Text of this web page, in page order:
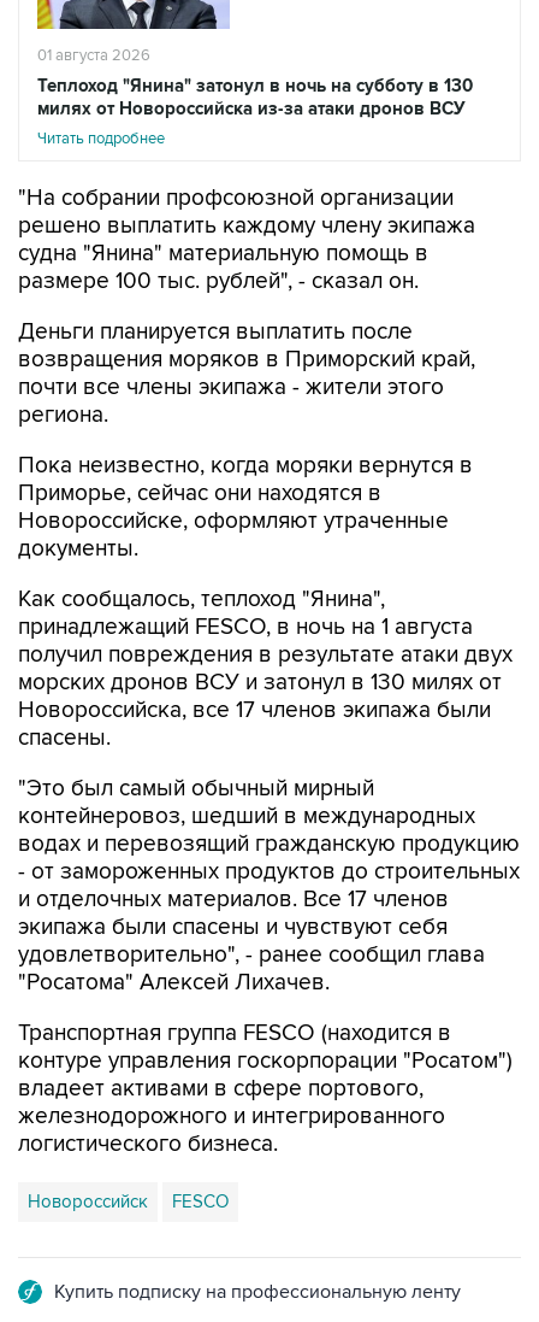
01 августа 2026
Теплоход "Янина" затонул в ночь на субботу в 130
милях от Новороссийска из-за атаки дронов ВСУ
Читать подробнее
"На собрании профсоюзной организации
решено выплатить каждому члену экипажа
судна "Янина" материальную помощь в
размере 100 тыс. рублей", - сказал он.
Деньги планируется выплатить после
возвращения моряков в Приморский край,
почти все члены экипажа - жители этого
региона.
Пока неизвестно, когда моряки вернутся в
Приморье, сейчас они находятся в
Новороссийске, оформляют утраченные
документы.
Как сообщалось, теплоход "Янина",
принадлежащий FESCO, в ночь на 1 августа
получил повреждения в результате атаки двух
морских дронов ВСУ и затонул в 130 милях от
Новороссийска, все 17 членов экипажа были
спасены.
"Это был самый обычный мирный
контейнеровоз, шедший в международных
водах и перевозящий гражданскую продукцию
- от замороженных продуктов до строительных
и отделочных материалов. Все 17 членов
экипажа были спасены и чувствуют себя
удовлетворительно", - ранее сообщил глава
"Росатома" Алексей Лихачев.
Транспортная группа FESCO (находится в
контуре управления госкорпорации "Росатом")
владеет активами в сфере портового,
железнодорожного и интегрированного
логистического бизнеса.
Новороссийск FESCO
Купить подписку на профессиональную ленту